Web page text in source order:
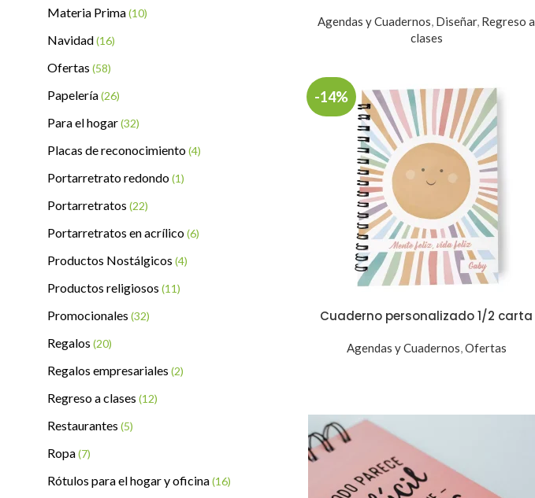
Materia Prima(10)
Navidad(16)
Ofertas (58)
Papelería(26)
Para el hogar(32)
Placas de reconocimiento(4)
Portarretrato redondo(1)
Portarretratos (22)
Portarretratos en acrílico(6)
Productos Nostálgicos (4)
Productos religiosos (11)
Promocionales (32)
Regalos (20)
Regalos empresariales (2)
Regreso a clases (12)
Restaurantes (5)
Ropa(7)
Rótulos para el hogar y oficina(16)
Agendas y Cuadernos, Diseñar, Regreso a
clases
-14%
Cuaderno personalizado 1/2 carta
Agendas y Cuadernos,Ofertas